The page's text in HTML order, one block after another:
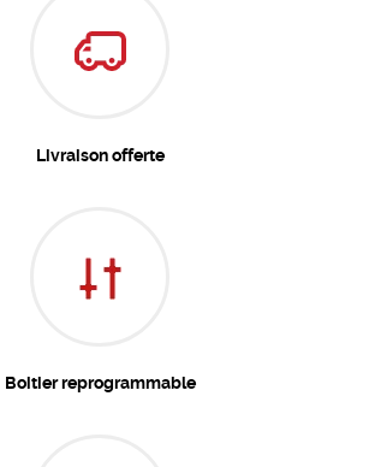
Livraison offerte
Boitier reprogrammable